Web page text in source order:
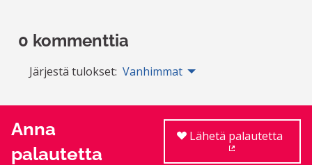
0 kommenttia
Järjestä tulokset: Vanhimmat
Anna
palautetta
Lähetä palautetta